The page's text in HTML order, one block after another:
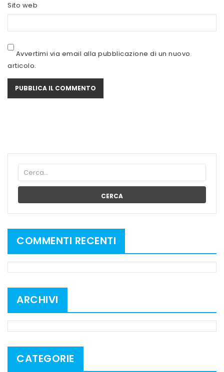
SYFORM
VOLCHEM
WHY NATURE
WHY SPORT
Sito web
Avvertimi via email alla pubblicazione di un nuovo
articolo.
CERCA
COMMENTI RECENTI
ARCHIVI
CATEGORIE